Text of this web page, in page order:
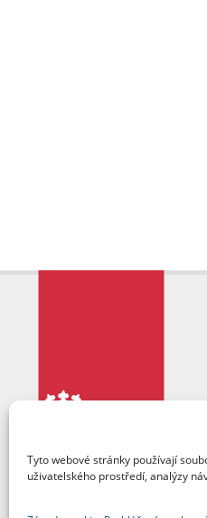
Tyto webové stránky používají
uživatelského prostředí, analýzy